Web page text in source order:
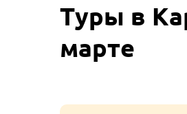
Туры в
марте